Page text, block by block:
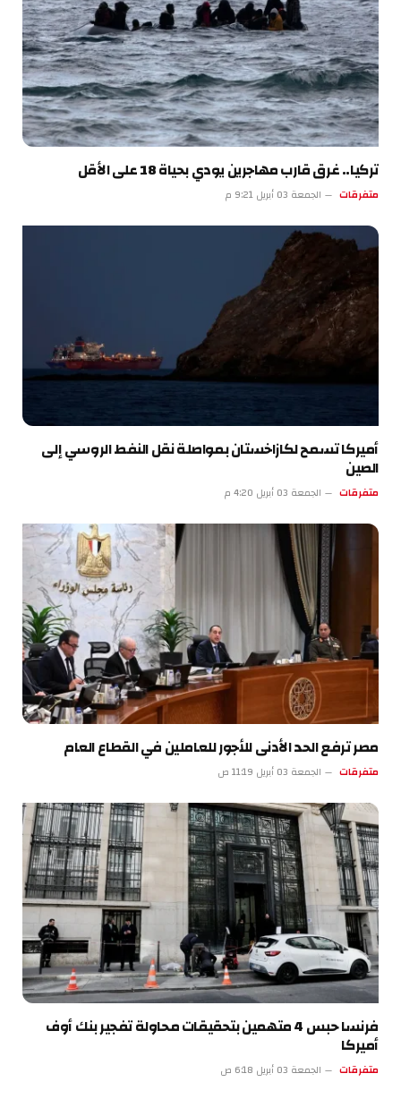
تركيا.. غرق قارب مهاجرين يودي بحياة 18 على الأقل
متفرقات الجمعة 03 أبريل 9:21 م
أميركا تسمح لكازاخستان بمواصلة نقل النفط الروسي إلى
الصين
متفرقات الجمعة 03 أبريل 4:20 م
مصر ترفع الحد الأدنى للأجور للعاملين في القطاع العام
متفرقات الجمعة 03 أبريل 11:19 ص
فرنسا حبس 4 متهمين بتحقيقات محاولة تفجير بنك أوف
أميركا
متفرقات الجمعة 03 أبريل 6:18 ص